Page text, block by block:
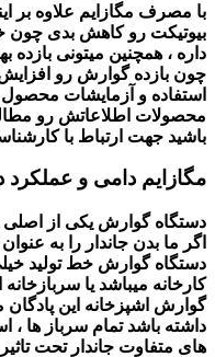
با مصرف مگازایم علاوه بر
بیوتیکت رو کاهش بدی چون
داره ، همچنین میتونی
چون بازده گوارش رو
استفاده و آزمایشات
محصولات اطلاعاتش رو
باشید جهت ارتباط با
مگازایم دامی و
دستگاه گوارش یکی از اصلی
اگر ما بدن جاندار را به
دستگاه گوارش خط تولید
کارخانه میباشد یا
گوارش اشپزخانه این
داشته باشد تمام سرباز ها ،
های متفاوت جاندار تحت